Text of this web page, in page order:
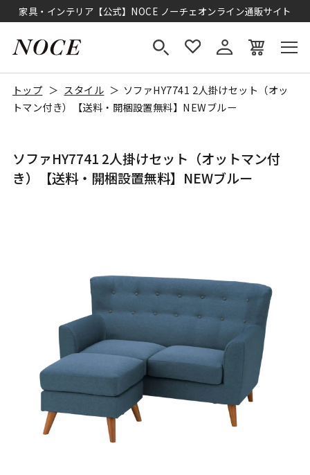
家具・インテリア【公式】NOCE ノーチェオンライン通販サイト
トップ スタイル
ソファHY7741 2人掛けセット（オッ
トマン付き）【送料・開梱設置無料】NEWブルー
ソファHY7741 2人掛けセット（オットマン付
き）【送料・開梱設置無料】NEWブルー